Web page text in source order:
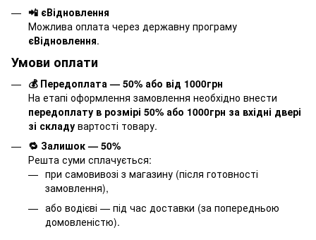
📲 єВідновлення
Можлива оплата через державну програму
єВідновлення.
Умови оплати
💰 Передоплата — 50% або від 1000грн
На етапі оформлення замовлення необхідно внести
передоплату в розмірі 50% або 1000грн за вхідні двері
зі складу вартості товару.
🔁 Залишок — 50%
Решта суми сплачується:
при самовивозі з магазину (після готовності
замовлення),
або водієві — під час доставки (за попередньою
домовленістю).